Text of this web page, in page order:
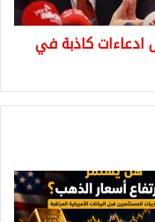
ادعاءات كاذبة في